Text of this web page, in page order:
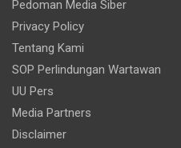
Pedoman Media Siber
Privacy Policy
Tentang Kami
SOP Perlindungan Wartawan
UU Pers
Media Partners
Disclaimer